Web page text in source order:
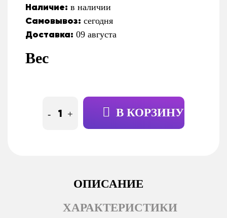
Наличие: в наличии
Самовывоз: сегодня
Доставка: 09 августа
Вес
- + В КОРЗИНУ
ОПИСАНИЕ
ХАРАКТЕРИСТИКИ